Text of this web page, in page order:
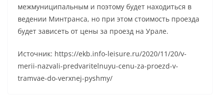
межмуниципальным и поэтому будет находиться в
ведении Минтранса, но при этом стоимость проезда
будет зависеть от цены за проезд на Урале.
Источник: https://ekb.info-leisure.ru/2020/11/20/v-
merii-nazvali-predvaritelnuyu-cenu-za-proezd-v-
tramvae-do-verxnej-pyshmy/